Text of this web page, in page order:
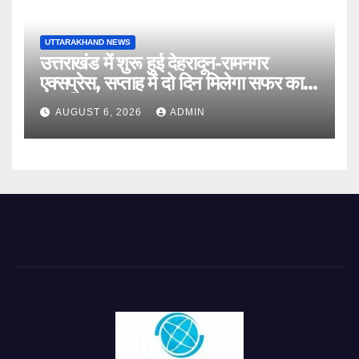
UTTARAKHAND NEWS
उत्तराखंड में शुरू हुई देहरादून-रामनगर
एक्सप्रेस, सप्ताह में दो दिन मिलेगा सफर का
नया विकल्प
AUGUST 6, 2026 ADMIN